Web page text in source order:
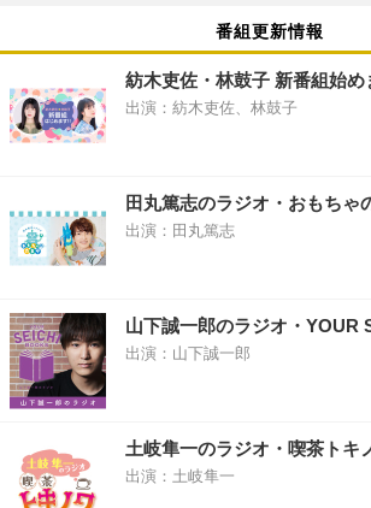
番組更新情報
紡木吏佐・林鼓子 新番組始め
出演：紡木吏佐、林鼓子
田丸篤志のラジオ・おもちゃ
出演：田丸篤志
山下誠一郎のラジオ・YOUR
出演：山下誠一郎
土岐隼一のラジオ・喫茶トキ
出演：土岐隼一